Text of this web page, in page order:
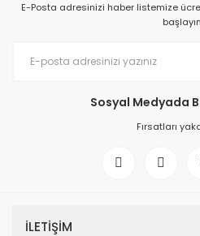
E-Posta adresinizi haber listemize
başlayın
Sosyal Medyada
Fırsatları
İLETİŞİM